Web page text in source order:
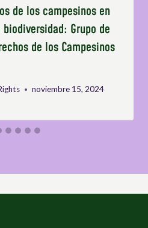
de los campesinos en
Grupo de
de los Campesinos
noviembre 15, 2024